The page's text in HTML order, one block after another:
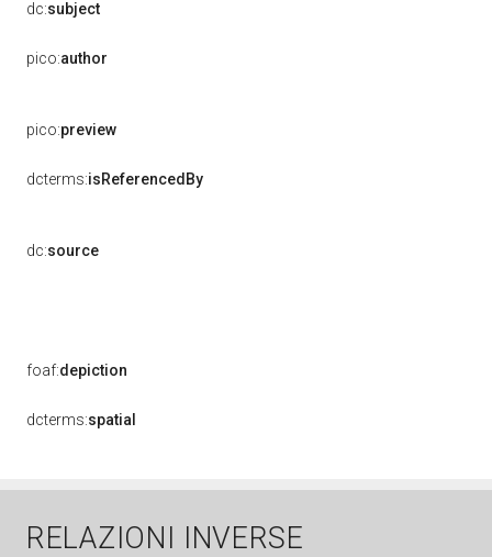
dc:subject
pico:author
pico:preview
dcterms:isReferencedBy
dc:source
foaf:depiction
dcterms:spatial
RELAZIONI INVERSE